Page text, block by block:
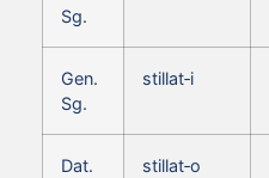
Sg.
Gen.
Sg.
stillat‑i
Dat.
stillat‑o